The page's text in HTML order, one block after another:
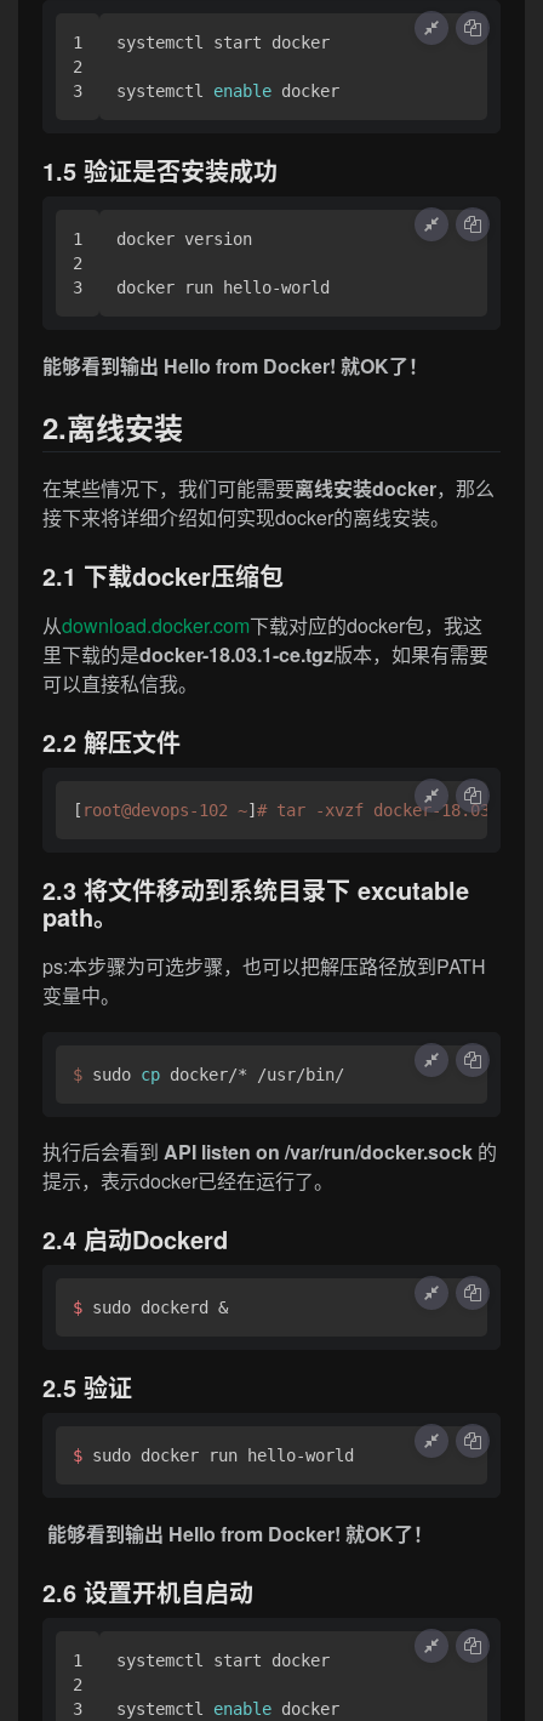
1
2
systemctl start docker
systemctl enable docker
1.5 验证是否安装成功
1
2
docker version
docker run hello-world
能够看到输出 Hello from Docker! 就OK了！
2.离线安装
在某些情况下，我们可能需要离线安装docker，那么
接下来将详细介绍如何实现docker的离线安装。
2.1 下载docker压缩包
从download.docker.com下载对应的docker包，我这
里下载的是docker-18.03.1-ce.tgz版本，如果有需要
可以直接私信我。
2.2 解压文件
[ root@devops-102 ~] # tar -xvzf docker-18.03.1-
2.3 将文件移动到系统目录下 excutable
path。
ps:本步骤为可选步骤，也可以把解压路径放到PATH
变量中。
$ sudo cp docker/* /usr/bin/
执行后会看到 API listen on /var/run/docker.sock 的
提示，表示docker已经在运行了。
2.4 启动Dockerd
$ sudo dockerd &
2.5 验证
$ sudo docker run hello-world
能够看到输出 Hello from Docker! 就OK了！
2.6 设置开机自启动
1
2
systemctl start docker
systemctl enable docker